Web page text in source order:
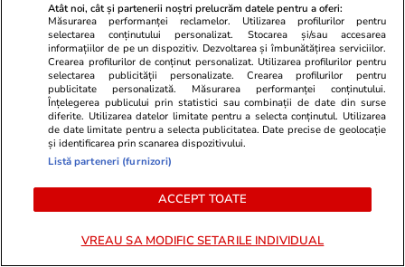
Durere fără margini după
Noaptea în
Atât noi, cât și partenerii noștri prelucrăm datele pentru a oferi:
Măsurarea performanței reclamelor. Utilizarea profilurilor pentru
selectarea conținutului personalizat. Stocarea și/sau accesarea
informațiilor de pe un dispozitiv. Dezvoltarea și îmbunătățirea serviciilor.
Crearea profilurilor de conținut personalizat. Utilizarea profilurilor pentru
selectarea publicității personalizate. Crearea profilurilor pentru
publicitate personalizată. Măsurarea performanței conținutului.
Înțelegerea publicului prin statistici sau combinații de date din surse
diferite. Utilizarea datelor limitate pentru a selecta conținutul. Utilizarea
de date limitate pentru a selecta publicitatea. Date precise de geolocație
și identificarea prin scanarea dispozitivului.
Listă parteneri (furnizori)
ACCEPT TOATE
VREAU SA MODIFIC SETARILE INDIVIDUAL